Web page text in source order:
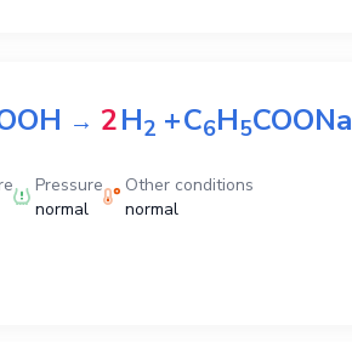
→ 2H2 +C6H5COONa
Pressure
normal
Other conditions
normal